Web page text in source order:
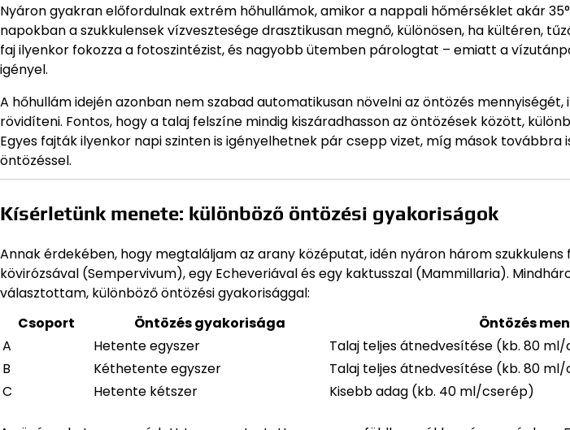
Nyáron gyakran előfordulnak extrém hőhullámok, amikor a nappali hőmérséklet akár
napokban a szukkulensek vízvesztesége drasztikusan megnő, különösen, ha kültéren,
faj ilyenkor fokozza a fotoszintézist, és nagyobb ütemben párologtat – emiatt a
igényel.
A hőhullám idején azonban nem szabad automatikusan növelni az öntözés
rövidíteni. Fontos, hogy a talaj felszíne mindig kiszáradhasson az öntözések között,
Egyes fajták ilyenkor napi szinten is igényelhetnek pár csepp vizet, míg mások továbbra
öntözéssel.
Kísérletünk menete: különböző öntözési gyakoriságok
Annak érdekében, hogy megtaláljam az arany középutat, idén nyáron három
kövirózsával (Sempervivum), egy Echeveriával és egy kaktusszal (Mammillaria).
választottam, különböző öntözési gyakorisággal:
Csoport
Öntözés gyakorisága
Öntözés
A
Hetente egyszer
Talaj teljes átnedvesítése (kb. 80
B
Kéthetente egyszer
Talaj teljes átnedvesítése (kb. 80
C
Hetente kétszer Kisebb adag (kb. 40 ml/cserép)